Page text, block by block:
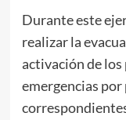
Durante este
realizar la
activación de
emergencias